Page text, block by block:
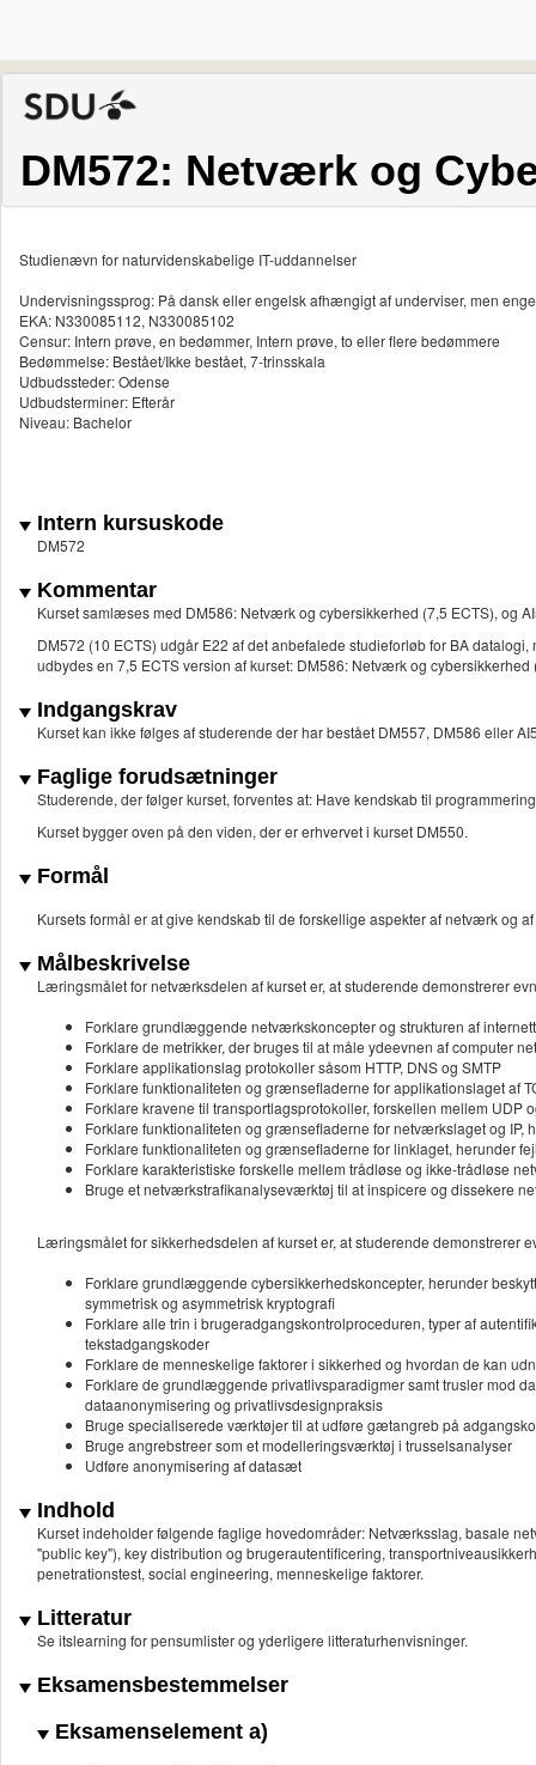
DM572: Netværk og
Studienævn for naturvidenskabelige IT-uddannelser
Undervisningssprog: På dansk eller engelsk afhængigt af underviser, men
EKA: N330085112, N330085102
Censur: Intern prøve, en bedømmer, Intern prøve, to eller flere bedømmere
Bedømmelse: Bestået/Ikke bestået, 7-trinsskala
Udbudssteder: Odense
Udbudsterminer: Efterår
Niveau: Bachelor
Intern kursuskode
DM572
Kommentar
Kurset samlæses med DM586: Netværk og cybersikkerhed (7,5 ECTS), og
DM572 (10 ECTS) udgår E22 af det anbefalede studieforløb for BA
udbydes en 7,5 ECTS version af kurset: DM586: Netværk og cybersikkerhed
Indgangskrav
Kurset kan ikke følges af studerende der har bestået DM557, DM586 eller
Faglige forudsætninger
Studerende, der følger kurset, forventes at: Have kendskab til
Kurset bygger oven på den viden, der er erhvervet i kurset DM550.
Formål
Kursets formål er at give kendskab til de forskellige aspekter af netværk og
Målbeskrivelse
Læringsmålet for netværksdelen af kurset er, at studerende demonstrerer
Forklare grundlæggende netværkskoncepter og strukturen af
Forklare de metrikker, der bruges til at måle ydeevnen af computer
Forklare applikationslag protokoller såsom HTTP, DNS og SMTP
Forklare funktionaliteten og grænsefladerne for applikationslaget af
Forklare kravene til transportlagsprotokoller, forskellen mellem UDP
Forklare funktionaliteten og grænsefladerne for netværkslaget og IP,
Forklare funktionaliteten og grænsefladerne for linklaget, herunder
Forklare karakteristiske forskelle mellem trådløse og ikke-trådløse
Bruge et netværkstrafikanalyseværktøj til at inspicere og dissekere
Læringsmålet for sikkerhedsdelen af kurset er, at studerende demonstrerer
Forklare grundlæggende cybersikkerhedskoncepter, herunder
symmetrisk og asymmetrisk kryptografi
Forklare alle trin i brugeradgangskontrolproceduren, typer af
tekstadgangskoder
Forklare de menneskelige faktorer i sikkerhed og hvordan de kan
Forklare de grundlæggende privatlivsparadigmer samt trusler mod
dataanonymisering og privatlivsdesignpraksis
Bruge specialiserede værktøjer til at udføre gætangreb på
Bruge angrebstreer som et modelleringsværktøj i trusselsanalyser
Udføre anonymisering af datasæt
Indhold
Kurset indeholder følgende faglige hovedområder: Netværksslag, basale
"public key"), key distribution og brugerautentificering,
penetrationstest, social engineering, menneskelige faktorer.
Litteratur
Se itslearning for pensumlister og yderligere litteraturhenvisninger.
Eksamensbestemmelser
Eksamenselement a)